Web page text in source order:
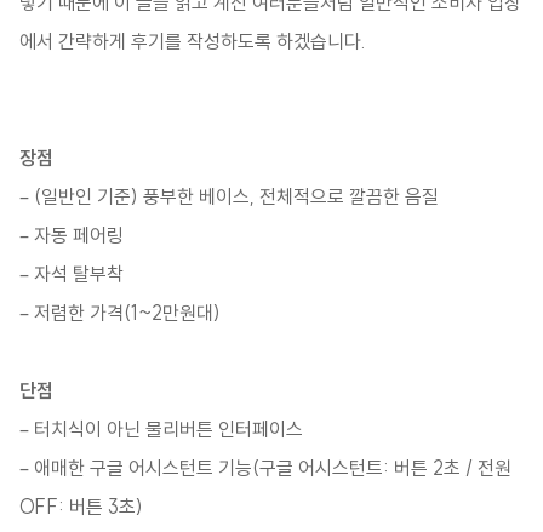
에서 간략하게 후기를 작성하도록 하겠습니다.
장점
– (일반인 기준) 풍부한 베이스, 전체적으로 깔끔한 음질
– 자동 페어링
– 자석 탈부착
– 저렴한 가격(1~2만원대)
단점
– 터치식이 아닌 물리버튼 인터페이스
– 애매한 구글 어시스턴트 기능(구글 어시스턴트: 버튼 2초 / 전원
OFF: 버튼 3초)